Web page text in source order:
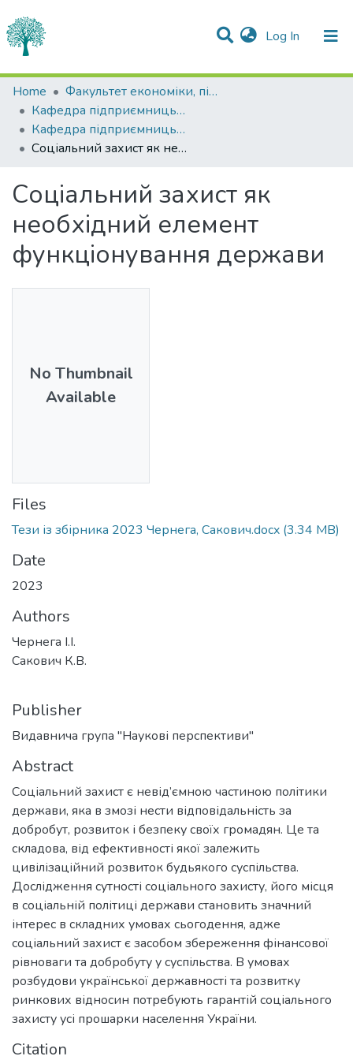
Log In (current)
Statistics
Communities & Collections
All of DSpace
Home
Факультет економіки, підприємництва та інформаційних технологій
Кафедра підприємницьких та соціальних технологій
Кафедра підприємницьких та соціальних технологій
Соціальний захист як необхідний елемент функціонування держави
Соціальний захист як
необхідний елемент
функціонування держави
No Thumbnail
Available
Files
Тези із збірника 2023 Чернега, Сакович.docx (3.34 MB)
Date
2023
Authors
Чернега І.І.
Сакович К.В.
Publisher
Видавнича група "Наукові перспективи"
Abstract
Соціальний захист є невід’ємною частиною політики
держави, яка в змозі нести відповідальність за
добробут, розвиток і безпеку своїх громадян. Це та
складова, від ефективності якої залежить
цивілізаційний розвиток будьякого суспільства.
Дослідження сутності соціального захисту, його місця
в соціальній політиці держави становить значний
інтерес в складних умовах сьогодення, адже
соціальний захист є засобом збереження фінансової
рівноваги та добробуту у суспільства. В умовах
розбудови української державності та розвитку
ринкових відносин потребують гарантій соціального
захисту усі прошарки населення України.
Citation